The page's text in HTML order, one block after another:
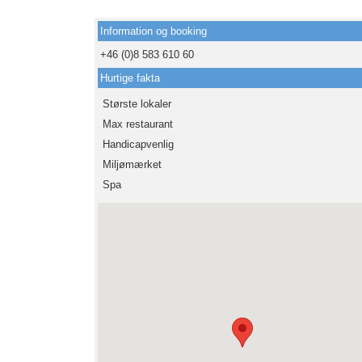
Information og booking
+46 (0)8 583 610 60
Hurtige fakta
Største lokaler
Max restaurant
Handicapvenlig
Miljømærket
Spa